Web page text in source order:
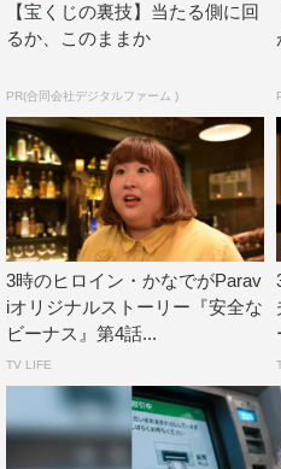
蒼井翔太 コメント
ていただくこととなりました
ーナー兼バーテンダーであり
に寄り添う役柄になので、こ
い空間を、表現できればと思
い！
プロデューサー・村木
ターとしてご出演いただける
然と心をひらいてしまう、バ
んな「安全な」ビーナスを、
【宝くじの裏技】当たる側に回
るか、このままか
PR(合同会社デジタルファーム )
3時のヒロイン・かなでがParav
iオリジナルストーリー『安全な
ビーナス』第4話...
TV LIFE